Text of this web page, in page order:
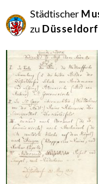
Städtischer
zu Düsseldorf
Februar
2018
Netkotec